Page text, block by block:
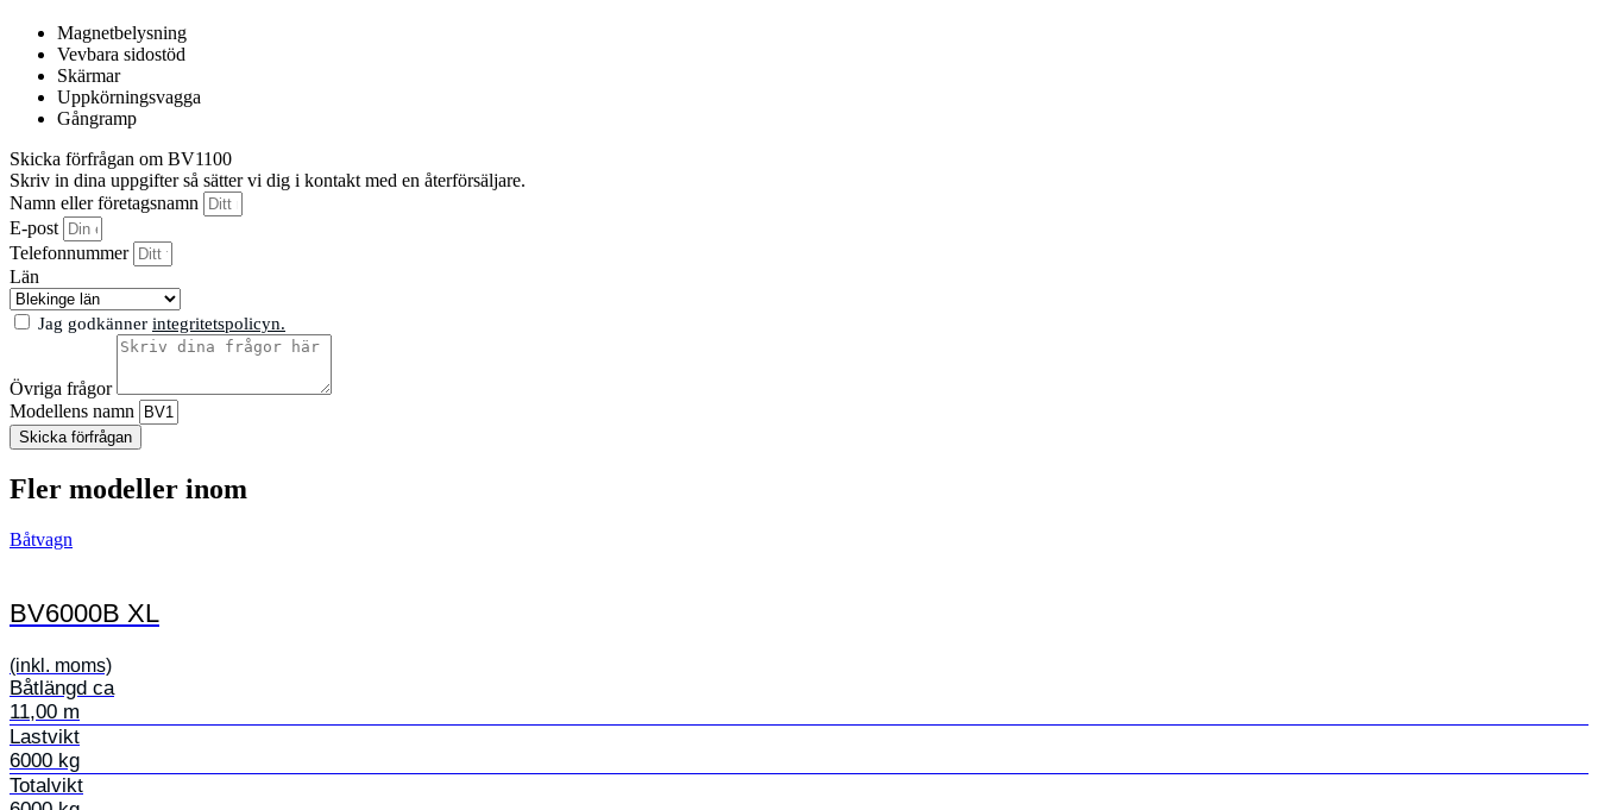
Magnetbelysning
Vevbara sidostöd
Skärmar
Uppkörningsvagga
Gångramp
Skicka förfrågan om BV1100
Skriv in dina uppgifter så sätter vi dig i kontakt med en återförsäljare.
Namn eller företagsnamn
E-post
Telefonnummer
Län
Jag godkänner integritetspolicyn.
Övriga frågor
Modellens namn
Skicka förfrågan
Fler modeller inom
Båtvagn
BV6000B XL
(inkl. moms)
Båtlängd ca
11,00 m
Lastvikt
6000 kg
Totalvikt